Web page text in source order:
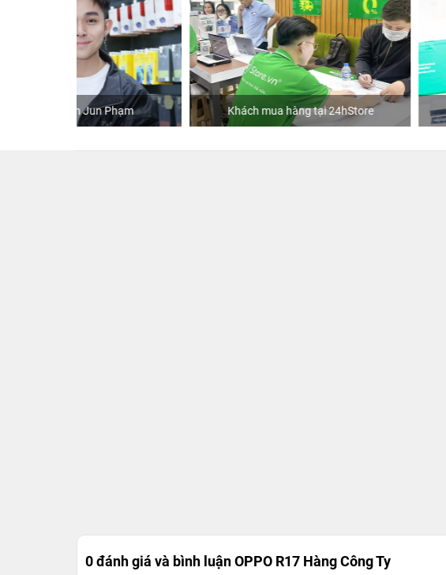
Khách mua hàng tại 24hStore Ca sĩ Văn Mai
0 đánh giá và bình luậnOPPO R17 Hàng Công Ty